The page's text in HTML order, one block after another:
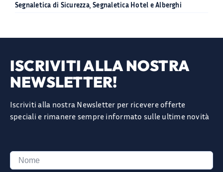
Segnaletica di Sicurezza,Segnaletica Hotel e Alberghi
ISCRIVITI ALLA NOSTRA
NEWSLETTER!
Iscriviti alla nostra Newsletter per ricevere offerte
speciali e rimanere sempre informato sulle ultime novità